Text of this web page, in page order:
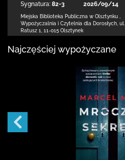
Sygnatura: 82-3
2026/09/14
Miejska Biblioteka Publiczna w Olsztynku
Wypożyczalnia i Czytelnia dla Dorosłych, ul.
Ratusz 1
11-015 Olsztynek
Najczęściej wypożyczane